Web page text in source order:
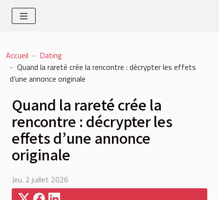
Accueil
Dating
Quand la rareté crée la rencontre : décrypter les effets
d’une annonce originale
Quand la rareté crée la
rencontre : décrypter les
effets d’une annonce
originale
Jeu. 2 juillet 2026